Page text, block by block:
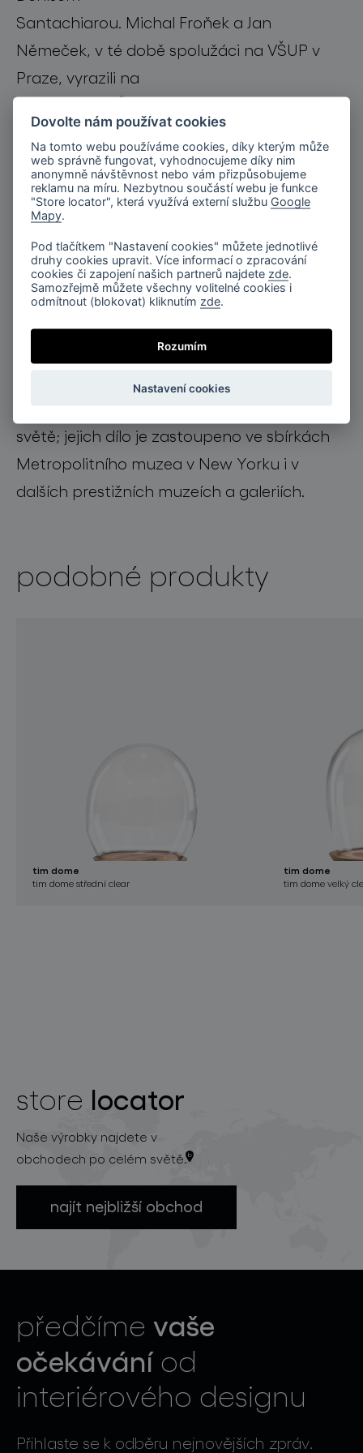
Santachiarou. Michal Froňek a Jan
Němeček, v té době spolužáci na VŠUP v
Praze, vyrazili na
čímž započala jejich spolupráce trvající již
po čtvrt
století. Doménou tohoto dua je především
průmyslový design, interiéry a rekonstrukce
historických i industriálních budov. V
současné době společně vedou ateliér
designu na VŠUP
v Praze, kde, jakožto profesoři, ovlivňují a
inspirují další generace českých talentů.
světě; jejich dílo je zastoupeno ve sbírkách
Metropolitního muzea v New Yorku i v
dalších prestižních muzeích a galeriích.
podobné produkty
tim dome
tim dome střední clear
tim dome
tim dome velký
store locator
Naše výrobky najdete v
obchodech po celém světě.
najít nejbližší obchod
předčíme vaše
očekáváníod
interiérového designu
Přihlaste se k odběru nejnovějších zpráv.
Dovolte nám používat cookies
Na tomto webu používáme cookies, díky kterým může
web správně fungovat, vyhodnocujeme díky nim
anonymně návštěvnost nebo vám přizpůsobujeme
reklamu na míru. Nezbytnou součástí webu je funkce
"Store locator", která využívá externí službu Google
Mapy
Pod tlačítkem "Nastavení cookies" můžete jednotlivé
druhy cookies upravit. Více informací o zpracování
cookies či zapojení našich partnerů najdete zde
Samozřejmě můžete všechny volitelné cookies i
odmítnout (blokovat) kliknutím zde
Rozumím
Nastavení cookies